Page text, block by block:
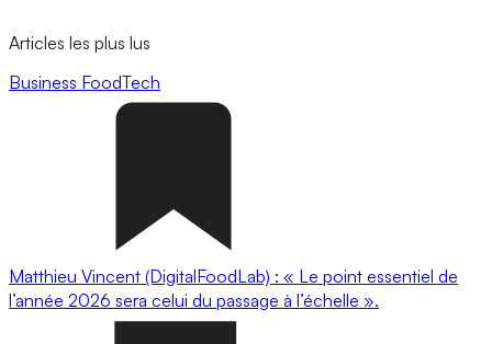
Articles les plus lus
Business FoodTech
Matthieu Vincent (DigitalFoodLab) : « Le point essentiel de
l’année 2026 sera celui du passage à l’échelle ».